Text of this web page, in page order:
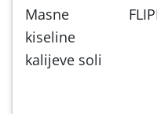
Masne
kiseline
kalijeve soli